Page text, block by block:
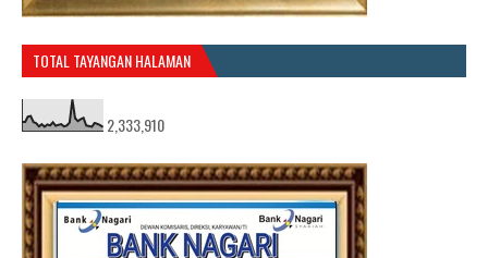
TOTAL TAYANGAN HALAMAN
2,333,910